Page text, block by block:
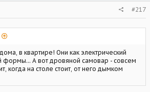
#217
в квартире! Они как электрический
формы... А вот дровяной самовар - совсем
когда на столе стоит, от него дымком